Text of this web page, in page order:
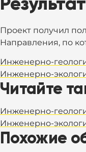
Проект получил
Направления, по
Инженерно-
Инженерно-
Читайте
Инженерно-
Инженерно-
Похожие